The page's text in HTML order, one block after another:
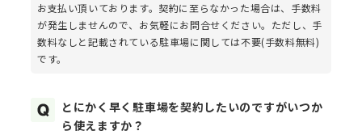
お支払い頂いております。契約に至らなかった場合は、手数料
が発生しませんので、お気軽にお問合せください。ただし、手
数料なしと記載されている駐車場に関しては不要(手数料無料)
です。
とにかく早く駐車場を契約したいのですがいつか
ら使えますか？